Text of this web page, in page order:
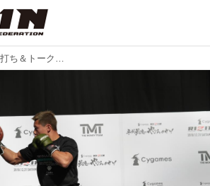
『公開ミット打ち＆トークショー』